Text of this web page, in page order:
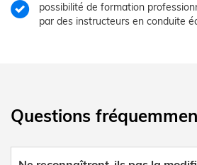
possibilité de formation
par des instructeurs en conduite
Questions